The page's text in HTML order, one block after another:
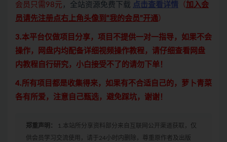
会员只需98元 ，全站资源免费下载 点击查看详情 （ 加入会
员请先注册点右上角头像到“我的会员”开通 ）
3.本平台仅做项目分享，项目不提供一对一指导，如果不会
操作，网盘内均配备详细视频操作教程，请仔细查看网盘
内教程自行研究，小白接受不了的请勿下单！
4.所有项目都是收集得来，如果有不合适自己的，萝卜青菜
各有所爱，注意自己甄选，避免踩坑，谢谢！
郑重声明：
1.本站所分享资料部分来自互联网公开渠道获取，仅
供会员学习交流使用，请于24小时内删除，尊重原作者及出版